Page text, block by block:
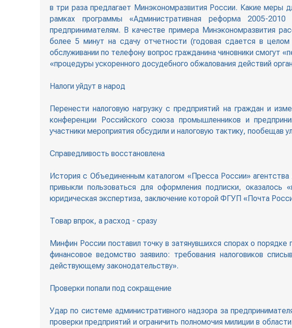
в три раза предлагает Минэкономразвития России. Какие меры
рамках программы «Административная реформа 2005-2010
предпринимателям. В качестве примера Минэкономразвития
более 5 минут на сдачу отчетности (годовая сдается в
обслуживании по телефону вопрос гражданина чиновники
«процедуры ускоренного досудебного обжалования действий
Налоги уйдут в народ
Перенести налоговую нагрузку с предприятий на граждан и
конференции Российского союза промышленников и
участники мероприятия обсудили и налоговую тактику,
Справедливость восстановлена
История с Объединенным каталогом «Пресса России»
привыкли пользоваться для оформления подписки, оказалось
юридическая экспертиза, заключение которой ФГУП «Почта
Товар впрок, а расход - сразу
Минфин России поставил точку в затянувшихся спорах о
финансовое ведомство заявило: требования налоговиков
действующему законодательству».
Проверки попали под сокращение
Удар по системе административного надзора за
проверки предприятий и ограничить полномочия милиции в